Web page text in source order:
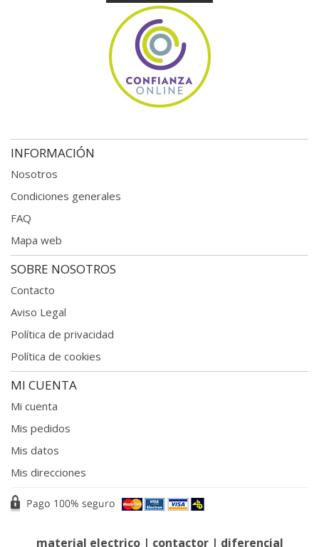
INFORMACIÓN
Nosotros
Condiciones generales
FAQ
Mapa web
SOBRE NOSOTROS
Contacto
Aviso Legal
Política de privacidad
Política de cookies
MI CUENTA
Mi cuenta
Mis pedidos
Mis datos
Mis direcciones
material electrico| contactor| diferencial